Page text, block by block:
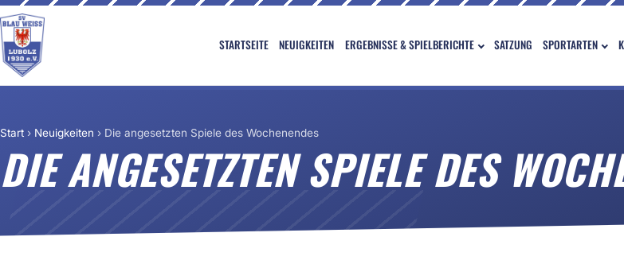
STARTSEITE NEUIGKEITEN ERGEBNISSE & SPIELBERICHTE SATZUNG SPORTARTEN
Start › Neuigkeiten › Die angesetzten Spiele des Wochenendes
DIE ANGESETZTEN SPIELE DES